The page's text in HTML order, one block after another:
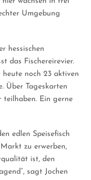
Umgebung
hessischen
das Fischereirevier.
noch 23 aktiven
Über Tageskarten
teilhaben. Ein gerne
edlen Speisefisch
zu erwerben,
ist, den
sagt Jochen